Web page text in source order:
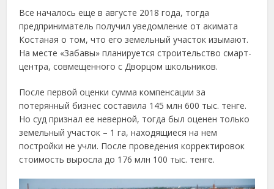
Все началось еще в августе 2018 года, тогда
предприниматель получил уведомление от акимата
Костаная о том, что его земельный участок изымают.
На месте «Забавы» планируется строительство смарт-
центра, совмещенного с Дворцом школьников.
После первой оценки сумма компенсации за
потерянный бизнес составила 145 млн 600 тыс. тенге.
Но суд признал ее неверной, тогда был оценен только
земельный участок – 1 га, находящиеся на нем
постройки не учли. После проведения корректировок
стоимость выросла до 176 млн 100 тыс. тенге.